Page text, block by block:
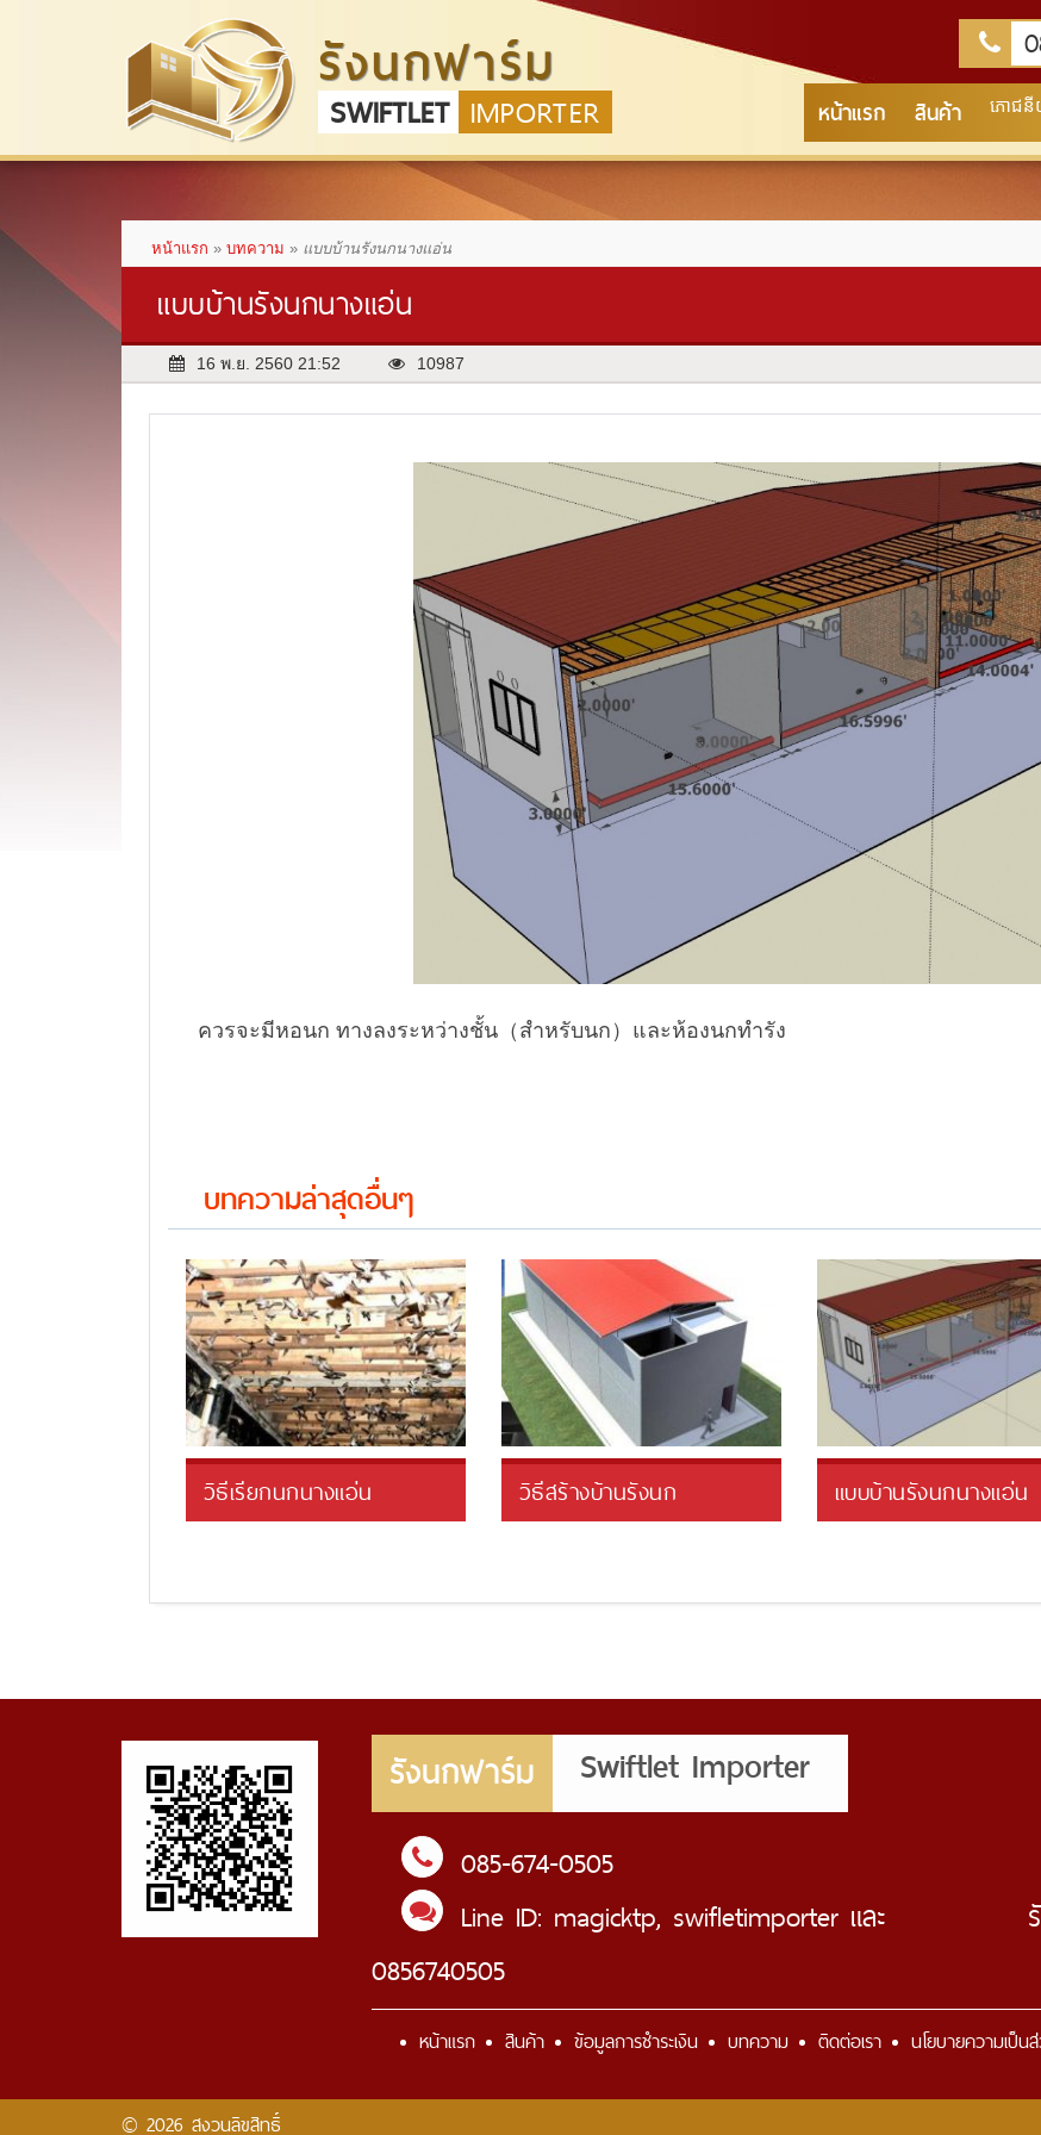
รังนกฟาร์ม
SWIFTLET IMPORTER หน้าแรก สินค้า ភោជនី
หน้าแรก » บทความ » แบบบ้านรังนกนางแอ่น
แบบบ้านรังนกนางแอ่น
16 พ.ย. 2560 21:52 10987
ควรจะมีหอนก ทางลงระหว่างชั้น（สำหรับนก）และห้องนกทำรัง
บทความล่าสุดอื่นๆ
วิธีเรียกนกนางแอ่น วิธีสร้างบ้านรังนก แบบบ้านรังนกนางแอ่น
รังนกฟาร์ม Swiftlet Importer
085-674-0505
Line ID: magicktp, swifletimporter และ
0856740505
หน้าแรก สินค้า ข้อมูลการชำระเงิน บทความ ติดต่อเรา นโยบายความเป็น
© 2026 สงวนลิขสิทธิ์